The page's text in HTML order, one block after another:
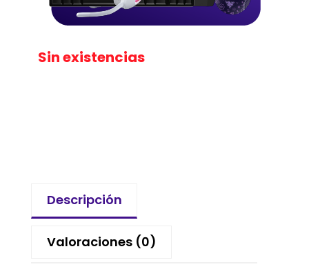
Sin existencias
Descripción
Valoraciones (0)